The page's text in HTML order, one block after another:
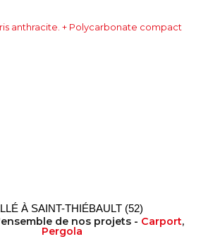
À SAINT-THIÉBAULT (52)
de nos projets - Carport,
Pergola